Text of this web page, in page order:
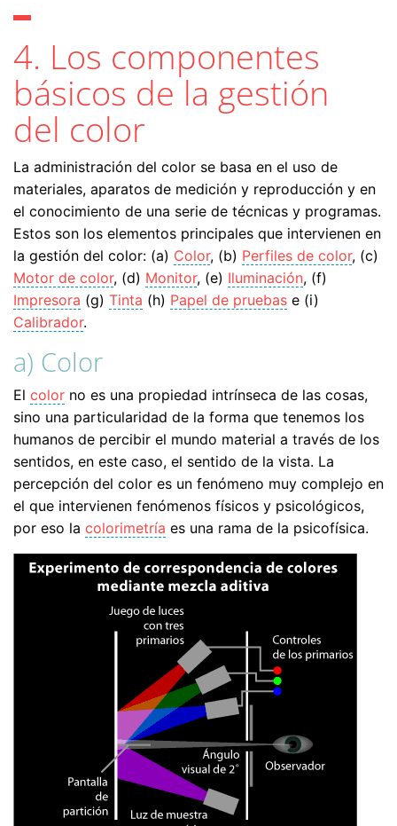
4. Los componentes
básicos de la gestión
del color
La administración del color se basa en el uso de
materiales, aparatos de medición y reproducción y en
el conocimiento de una serie de técnicas y programas.
Estos son los elementos principales que intervienen en
la gestión del color: (a) Color, (b) Perfiles de color, (c)
Motor de color, (d) Monitor, (e) Iluminación, (f)
Impresora (g) Tinta (h) Papel de pruebas e (i)
Calibrador.
a) Color
El color no es una propiedad intrínseca de las cosas,
sino una particularidad de la forma que tenemos los
humanos de percibir el mundo material a través de los
sentidos, en este caso, el sentido de la vista. La
percepción del color es un fenómeno muy complejo en
el que intervienen fenómenos físicos y psicológicos,
por eso la colorimetría es una rama de la psicofísica.